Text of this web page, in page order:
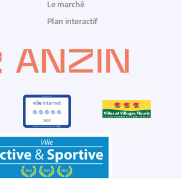
Le marché
Plan interactif